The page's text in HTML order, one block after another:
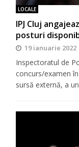
LOCALE
IPJ Cluj
posturi
19 ianuarie 2022
Inspectoratul de
concurs/examen
sursă externă, a